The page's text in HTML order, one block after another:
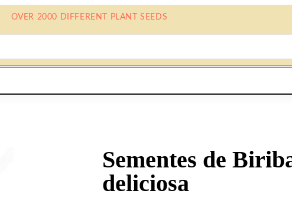
OVER 2000 DIFFERENT PLANT SEEDS
Sementes de
deliciosa